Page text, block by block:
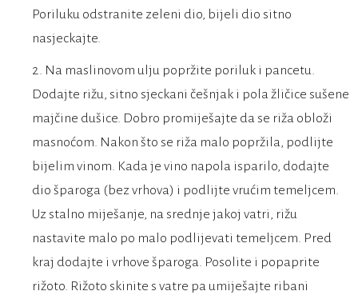
Poriluku odstranite zeleni dio, bijeli dio sitno
nasjeckajte.
Na maslinovom ulju popržite poriluk i pancetu.
Dodajte rižu, sitno sjeckani češnjak i pola žličice sušene
majčine dušice. Dobro promiješajte da se riža obloži
masnoćom. Nakon što se riža malo popržila, podlijte
bijelim vinom. Kada je vino napola isparilo, dodajte
dio šparoga (bez vrhova) i podlijte vrućim temeljcem.
Uz stalno miješanje, na srednje jakoj vatri, rižu
nastavite malo po malo podlijevati temeljcem. Pred
kraj dodajte i vrhove šparoga. Posolite i popaprite
rižoto. Rižoto skinite s vatre pa umiješajte ribani